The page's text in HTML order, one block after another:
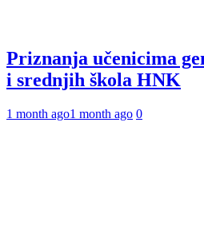
Priznanja učenicima
i srednjih škola HNK
1 month ago1 month ago 0